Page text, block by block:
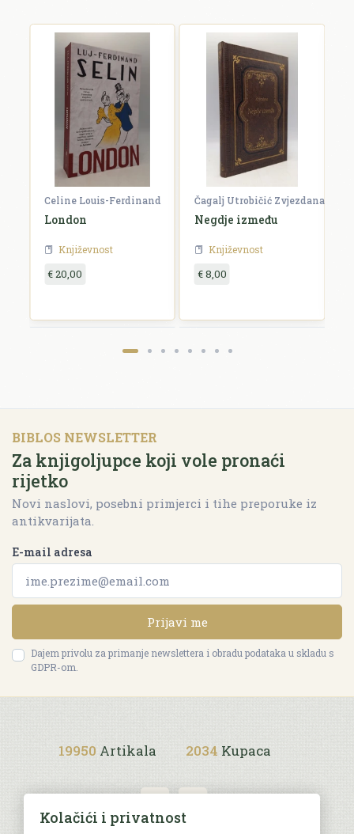
Celine Louis-Ferdinand
London
Književnost
€ 20,00
Čagalj Utrobičić Zvjezdana
Negdje između
Književnost
€ 8,00
BIBLOS NEWSLETTER
Za knjigoljupce koji vole pronaći
rijetko
Novi naslovi, posebni primjerci i tihe preporuke iz
antikvarijata.
E-mail adresa
Prijavi me
Dajem privolu za primanje newslettera i obradu podataka u skladu s
GDPR-om.
19950 Artikala 2034 Kupaca
Kolačići i privatnost